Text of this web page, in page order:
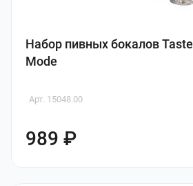
Набор пивных бокалов Taste
Mode
Арт. 15048.00
989 ₽